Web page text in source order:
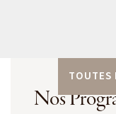
Nos
TOUTES